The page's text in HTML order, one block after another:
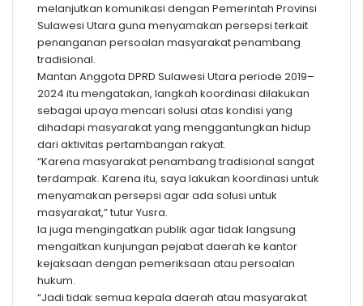
melanjutkan komunikasi dengan Pemerintah Provinsi
Sulawesi Utara guna menyamakan persepsi terkait
penanganan persoalan masyarakat penambang
tradisional.
Mantan Anggota DPRD Sulawesi Utara periode 2019–
2024 itu mengatakan, langkah koordinasi dilakukan
sebagai upaya mencari solusi atas kondisi yang
dihadapi masyarakat yang menggantungkan hidup
dari aktivitas pertambangan rakyat.
“Karena masyarakat penambang tradisional sangat
terdampak. Karena itu, saya lakukan koordinasi untuk
menyamakan persepsi agar ada solusi untuk
masyarakat,” tutur Yusra.
Ia juga mengingatkan publik agar tidak langsung
mengaitkan kunjungan pejabat daerah ke kantor
kejaksaan dengan pemeriksaan atau persoalan
hukum.
“Jadi tidak semua kepala daerah atau masyarakat